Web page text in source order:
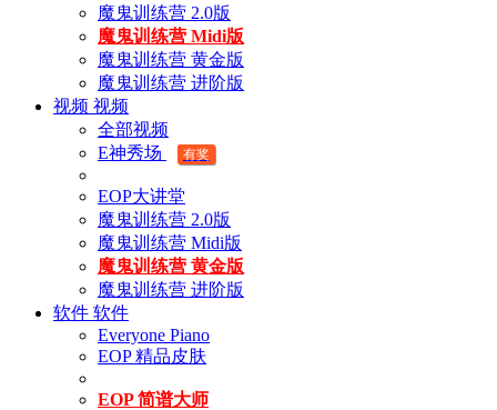
魔鬼训练营 2.0版
魔鬼训练营 Midi版
魔鬼训练营 黄金版
魔鬼训练营 进阶版
视频 视频
全部视频
E神秀场
有奖
EOP大讲堂
魔鬼训练营 2.0版
魔鬼训练营 Midi版
魔鬼训练营 黄金版
魔鬼训练营 进阶版
软件 软件
Everyone Piano
EOP 精品皮肤
EOP 简谱大师